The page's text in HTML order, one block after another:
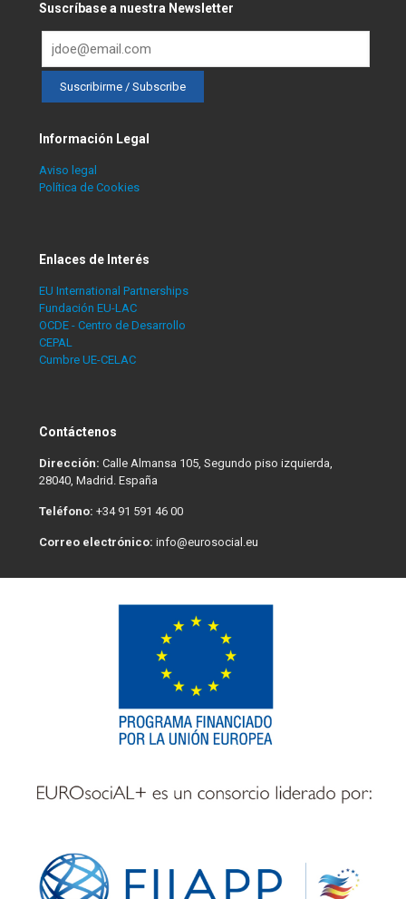
Suscríbase a nuestra Newsletter
Información Legal
Aviso legal
Política de Cookies
Enlaces de Interés
EU International Partnerships
Fundación EU-LAC
OCDE - Centro de Desarrollo
CEPAL
Cumbre UE-CELAC
Contáctenos
Dirección: Calle Almansa 105, Segundo piso izquierda,
28040, Madrid. España
Teléfono: +34 91 591 46 00
Correo electrónico: info@eurosocial.eu